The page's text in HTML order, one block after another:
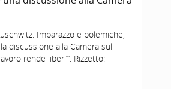
Imbarazzo e polemiche,
discussione alla Camera sul
rende liberi’”. Rizzetto: